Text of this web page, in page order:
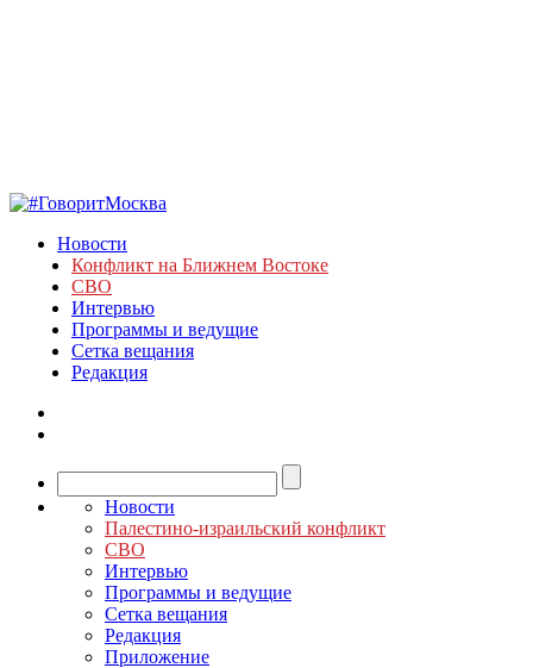
Новости
Конфликт на Ближнем Востоке
СВО
Интервью
Программы и ведущие
Сетка вещания
Редакция
Новости
Палестино-израильский конфликт
СВО
Интервью
Программы и ведущие
Сетка вещания
Редакция
Приложение